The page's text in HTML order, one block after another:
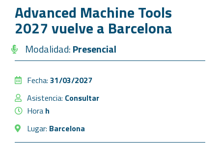
Advanced Machine Tools
2027 vuelve a Barcelona
Modalidad:Presencial
Fecha: 31/03/2027
Asistencia: Consultar
Hora h
Lugar: Barcelona